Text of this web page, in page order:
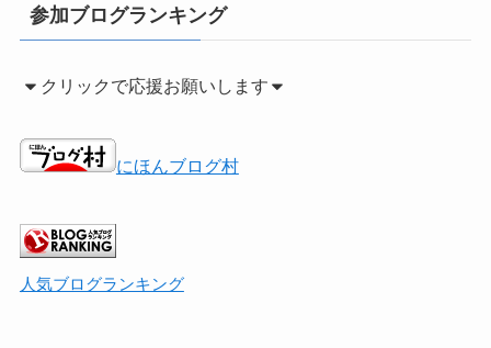
参加ブログランキング
クリックで応援お願いします
にほんブログ村
人気ブログランキング